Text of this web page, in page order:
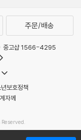
주문/배송
중고샵 1566-4295
보호정책
자께